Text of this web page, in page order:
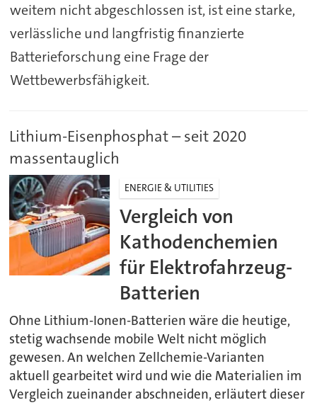
weitem nicht abgeschlossen ist, ist eine starke,
verlässliche und langfristig finanzierte
Batterieforschung eine Frage der
Wettbewerbsfähigkeit.
Lithium-Eisenphosphat – seit 2020
massentauglich
ENERGIE & UTILITIES
Vergleich von
Kathodenchemien
für Elektrofahrzeug-
Batterien
Ohne Lithium-Ionen-Batterien wäre die heutige,
stetig wachsende mobile Welt nicht möglich
gewesen. An welchen Zellchemie-Varianten
aktuell gearbeitet wird und wie die Materialien im
Vergleich zueinander abschneiden, erläutert dieser